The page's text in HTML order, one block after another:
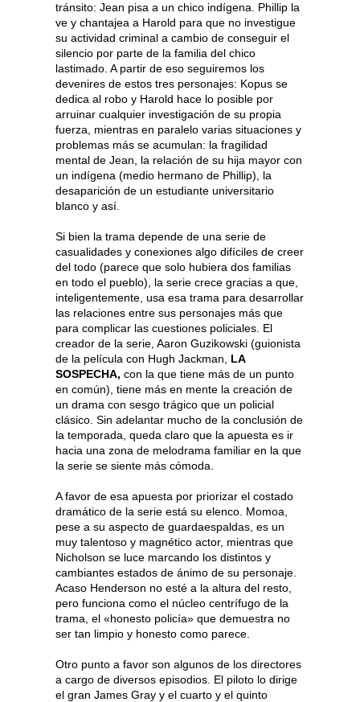
tránsito: Jean pisa a un chico indígena. Phillip la
ve y chantajea a Harold para que no investigue
su actividad criminal a cambio de conseguir el
silencio por parte de la familia del chico
lastimado. A partir de eso seguiremos los
devenires de estos tres personajes: Kopus se
dedica al robo y Harold hace lo posible por
arruinar cualquier investigación de su propia
fuerza, mientras en paralelo varias situaciones y
problemas más se acumulan: la fragilidad
mental de Jean, la relación de su hija mayor con
un indígena (medio hermano de Phillip), la
desaparición de un estudiante universitario
blanco y así.
Si bien la trama depende de una serie de
casualidades y conexiones algo difíciles de creer
del todo (parece que solo hubiera dos familias
en todo el pueblo), la serie crece gracias a que,
inteligentemente, usa esa trama para desarrollar
las relaciones entre sus personajes más que
para complicar las cuestiones policiales. El
creador de la serie, Aaron Guzikowski (guionista
de la película con Hugh Jackman, LA
SOSPECHA, con la que tiene más de un punto
en común), tiene más en mente la creación de
un drama con sesgo trágico que un policial
clásico. Sin adelantar mucho de la conclusión de
la temporada, queda claro que la apuesta es ir
hacia una zona de melodrama familiar en la que
la serie se siente más cómoda.
A favor de esa apuesta por priorizar el costado
dramático de la serie está su elenco. Momoa,
pese a su aspecto de guardaespaldas, es un
muy talentoso y magnético actor, mientras que
Nicholson se luce marcando los distintos y
cambiantes estados de ánimo de su personaje.
Acaso Henderson no esté a la altura del resto,
pero funciona como el núcleo centrífugo de la
trama, el «honesto policía» que demuestra no
ser tan limpio y honesto como parece.
Otro punto a favor son algunos de los directores
a cargo de diversos episodios. El piloto lo dirige
el gran James Gray y el cuarto y el quinto